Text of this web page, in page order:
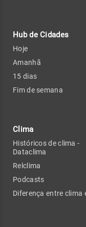
Hub de Cidades
Hoje
Amanhã
15 dias
Fim de semana
Clima
Históricos de clima -
Dataclima
Relclima
Podcasts
Diferença entre clima